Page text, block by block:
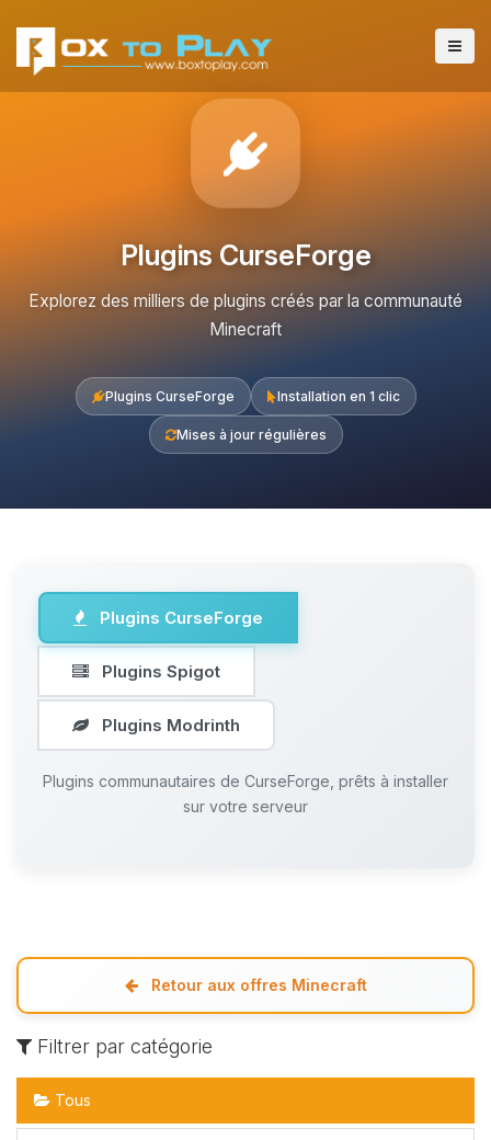
Plugins CurseForge
Explorez des milliers de plugins créés par la communauté
Minecraft
Plugins CurseForge Installation en 1 clic
Mises à jour régulières
Plugins CurseForge
Plugins Spigot
Plugins Modrinth
Plugins communautaires de CurseForge, prêts à installer
sur votre serveur
Retour aux offres Minecraft
Filtrer par catégorie
Tous